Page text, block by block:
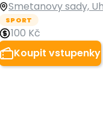
Smetanovy sady,
SPORT
100 Kč
Koupit vstupenky